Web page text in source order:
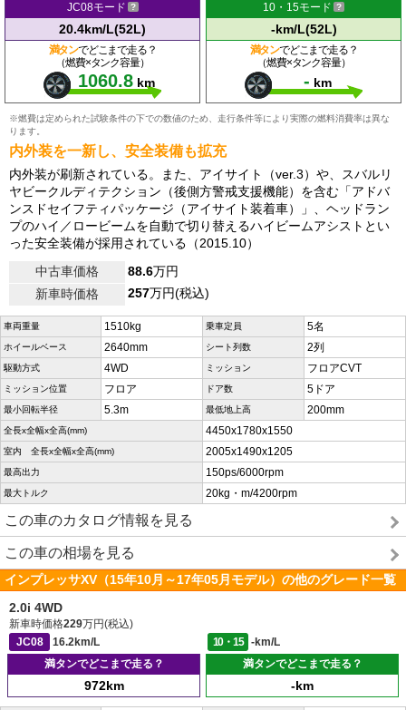
JC08モード
20.4km/L(52L)
満タンでどこまで走る？
（燃費×タンク容量）
1060.8 km
10・15モード
-km/L(52L)
満タンでどこまで走る？
（燃費×タンク容量）
- km
※燃費は定められた試験条件の下での数値のため、走行条件等により実際の燃料消費率は異な
ります。
内外装を一新し、安全装備も拡充
内外装が刷新されている。また、アイサイト（ver.3）や、スバルリ
ヤビークルディテクション（後側方警戒支援機能）を含む「アドバ
ンスドセイフティパッケージ（アイサイト装着車）」、ヘッドラン
プのハイ／ロービームを自動で切り替えるハイビームアシストとい
った安全装備が採用されている（2015.10）
中古車価格
88.6万円
新車時価格
257万円(税込)
車両重量 1510kg 乗車定員 5名
ホイールベース 2640mm シート列数 2列
駆動方式 4WD ミッション フロアCVT
ミッション位置 フロア ドア数 5ドア
最小回転半径 5.3m 最低地上高 200mm
全長x全幅x全高(mm) 4450x1780x1550
室内 全長x全幅x全高(mm) 2005x1490x1205
最高出力 150ps/6000rpm
最大トルク 20kg・m/4200rpm
この車のカタログ情報を見る
この車の相場を見る
インプレッサXV（15年10月～17年05月モデル）の他のグレード一覧
2.0i 4WD
新車時価格229万円(税込)
JC08
16.2km/L 10・15
-km/L
満タンでどこまで走る？
972km
満タンでどこまで走る？
-km